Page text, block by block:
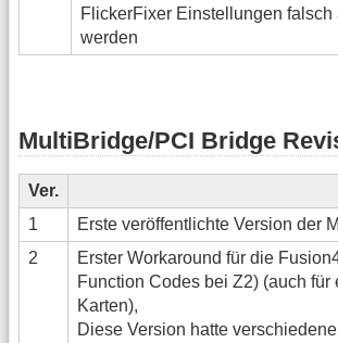
FlickerFixer Einstellungen falsch
werden
MultiBridge/PCI Bridge
Ver.
1
Erste veröffentlichte Version der
2
Erster Workaround für die
Function Codes bei Z2) (auch für
Karten),
Diese Version hatte